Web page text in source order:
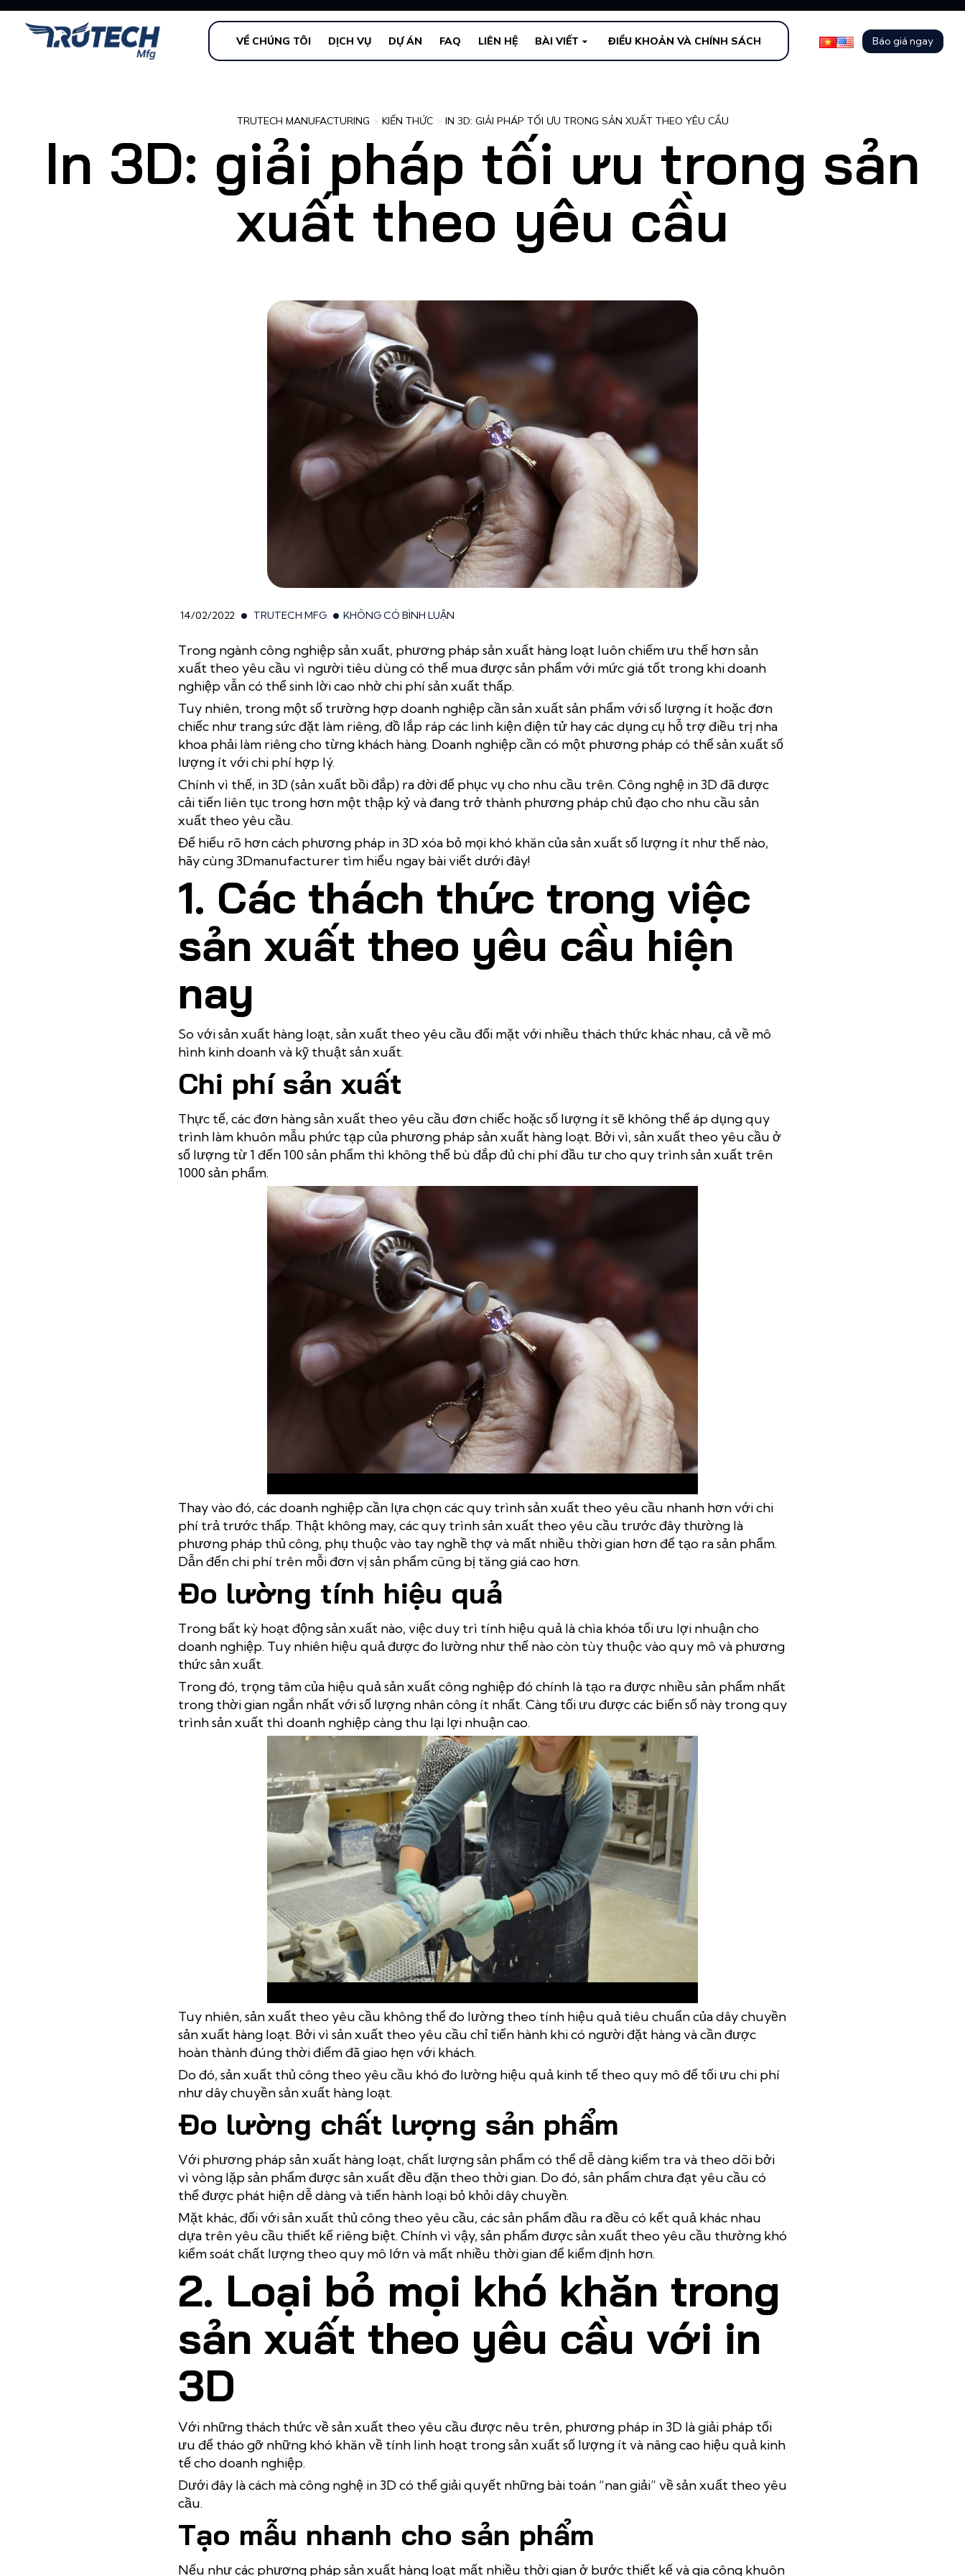
VỀ CHÚNG TÔI DỊCH VỤ DỰ ÁN FAQ LIÊN HỆ BÀI VIẾT ĐIỀU KHOẢN VÀ CHÍNH SÁCH Báo giá ngay
TRUTECH MANUFACTURING > KIẾN THỨC> IN 3D: GIẢI PHÁP TỐI ƯU TRONG SẢN XUẤT THEO YÊU CẦU
In 3D: giải pháp tối ưu trong sản
xuất theo yêu cầu
14/02/2022 TRUTECH MFG KHÔNG CÓ BÌNH LUẬN
Trong ngành công nghiệp sản xuất, phương pháp sản xuất hàng loạt luôn chiếm ưu thế hơnsản
xuất theo yêu cầu vì người tiêu dùng có thể mua được sản phẩm với mức giá tốt trong khi doanh
nghiệp vẫn có thể sinh lời cao nhờ chi phí sản xuất thấp.
Tuy nhiên, trong một số trường hợp doanh nghiệp cần sản xuất sản phẩm với số lượng ít hoặc đơn
chiếc như trang sức đặt làm riêng, đồ lắp ráp các linh kiện điện tử hay các dụng cụ hỗ trợ điều trị nha
khoa phải làm riêng cho từng khách hàng. Doanh nghiệp cần có một phương pháp có thể sản xuất số
lượng ít với chi phí hợp lý.
Chính vì thế, in 3D (sản xuất bồi đắp) ra đời để phục vụ cho nhu cầu trên. Công nghệ in 3D đã được
cải tiến liên tục trong hơn một thập kỷ và đang trở thành phương pháp chủ đạo cho nhu cầu sản
xuất theo yêu cầu.
Để hiểu rõ hơn cách phương pháp in 3D xóa bỏ mọi khó khăn của sản xuất số lượng ít như thế nào,
hãy cùng 3Dmanufacturer tìm hiểu ngay bài viết dưới đây!
1. Các thách thức trong việc
sản xuất theo yêu cầu hiện
nay
So với sản xuất hàng loạt, sản xuất theo yêu cầu đối mặt với nhiều thách thức khác nhau, cả về mô
hình kinh doanh và kỹ thuật sản xuất.
Chi phí sản xuất
Thực tế, các đơn hàng sản xuất theo yêu cầu đơn chiếc hoặc số lượng ít sẽ không thể áp dụng quy
trình làm khuôn mẫu phức tạp của phương pháp sản xuất hàng loạt. Bởi vì, sản xuất theo yêu cầu ở
số lượng từ 1 đến 100 sản phẩm thì không thể bù đắp đủ chi phí đầu tư cho quy trình sản xuất trên
1000 sản phẩm.
Thay vào đó, các doanh nghiệp cần lựa chọn các quy trình sản xuất theo yêu cầu nhanh hơn với chi
phí trả trước thấp. Thật không may, các quy trình sản xuất theo yêu cầu trước đây thường là
phương pháp thủ công, phụ thuộc vào tay nghề thợ và mất nhiều thời gian hơn để tạo ra sản phẩm.
Dẫn đến chi phí trên mỗi đơn vị sản phẩm cũng bị tăng giá cao hơn.
Đo lường tính hiệu quả
Trong bất kỳ hoạt động sản xuất nào, việc duy trì tính hiệu quả là chìa khóa tối ưu lợi nhuận cho
doanh nghiệp. Tuy nhiên hiệu quả được đo lường như thế nào còn tùy thuộc vào quy mô và phương
thức sản xuất.
Trong đó, trọng tâm của hiệu quả sản xuất công nghiệp đó chính là tạo ra được nhiều sản phẩm nhất
trong thời gian ngắn nhất với số lượng nhân công ít nhất. Càng tối ưu được các biến số này trong quy
trình sản xuất thì doanh nghiệp càng thu lại lợi nhuận cao.
Tuy nhiên, sản xuất theo yêu cầu không thể đo lường theo tính hiệu quả tiêu chuẩn của dây chuyền
sản xuất hàng loạt. Bởi vì sản xuất theo yêu cầu chỉ tiến hành khi có người đặt hàng và cần được
hoàn thành đúng thời điểm đã giao hẹn với khách.
Do đó, sản xuất thủ công theo yêu cầu khó đo lường hiệu quả kinh tế theo quy mô để tối ưu chi phí
như dây chuyền sản xuất hàng loạt.
Đo lường chất lượng sản phẩm
Với phương pháp sản xuất hàng loạt, chất lượng sản phẩm có thể dễ dàng kiểm tra và theo dõi bởi
vì vòng lặp sản phẩm được sản xuất đều đặn theo thời gian. Do đó, sản phẩm chưa đạt yêu cầu có
thể được phát hiện dễ dàng và tiến hành loại bỏ khỏi dây chuyền.
Mặt khác, đối với sản xuất thủ công theo yêu cầu, các sản phẩm đầu ra đều có kết quả khác nhau
dựa trên yêu cầu thiết kế riêng biệt. Chính vì vậy, sản phẩm được sản xuất theo yêu cầu thường khó
kiểm soát chất lượng theo quy mô lớn và mất nhiều thời gian để kiểm định hơn.
2. Loại bỏ mọi khó khăn trong
sản xuất theo yêu cầu với in
3D
Với những thách thức về sản xuất theo yêu cầu được nêu trên, phương pháp in 3D là giải pháp tối
ưu để tháo gỡ những khó khăn về tính linh hoạt trong sản xuất số lượng ít và nâng cao hiệu quả kinh
tế cho doanh nghiệp.
Dưới đây là cách mà công nghệ in 3D có thể giải quyết những bài toán “nan giải” về sản xuất theo yêu
cầu.
Tạo mẫu nhanh cho sản phẩm
Nếu như các phương pháp sản xuất hàng loạt mất nhiều thời gian ở bước thiết kế và gia công khuôn